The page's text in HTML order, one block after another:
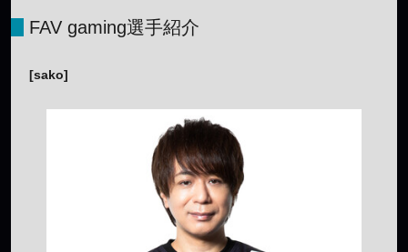
FAV gaming選手紹介
[sako]